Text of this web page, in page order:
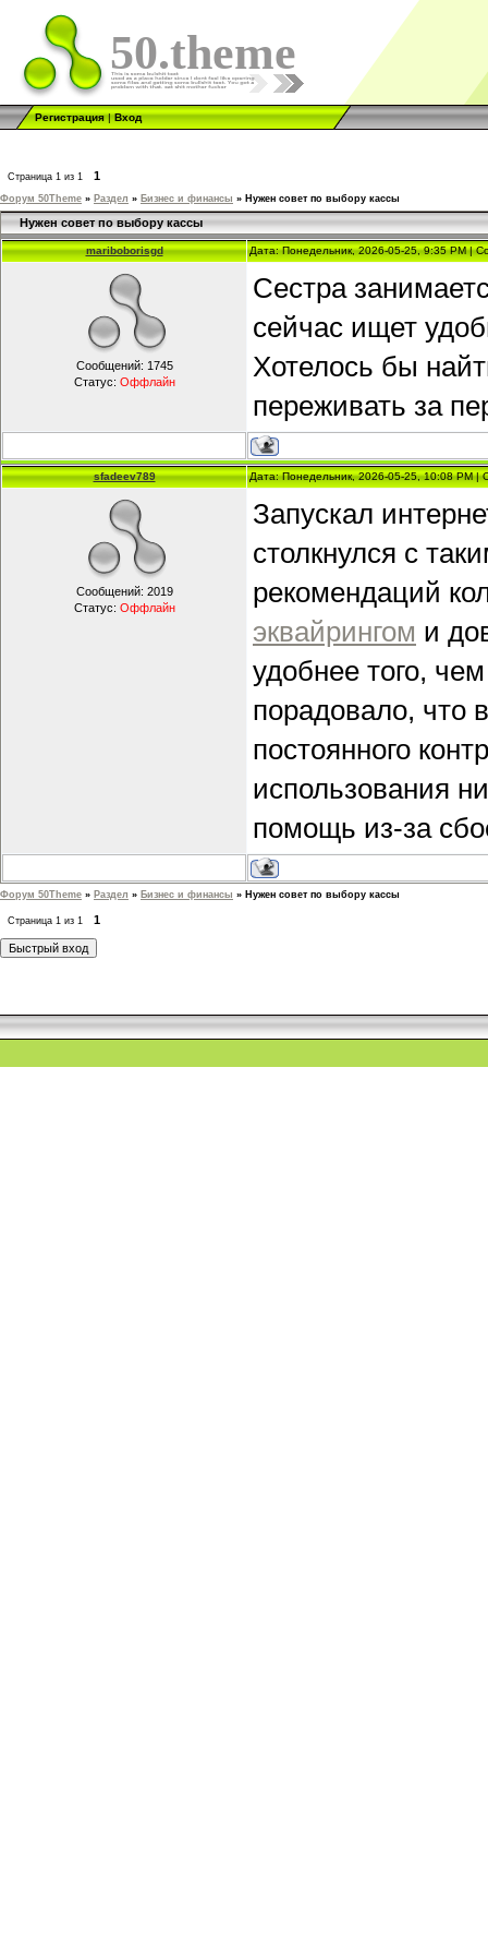
50.theme
Регистрация|Вход
Страница 1 из 1 1
Форум 50Theme » Раздел » Бизнес и финансы » Нужен совет по выбору кассы
Нужен совет по выбору кассы
mariboborisgd Дата: Понедельник, 2026-05-25, 9:35 PM |
Сообщений: 1745
Статус: Оффлайн
Сестра
сейчас ищет
Хотелось бы
переживать за
sfadeev789 Дата: Понедельник, 2026-05-25, 10:08 PM
Сообщений: 2019
Статус: Оффлайн
Запускал
столкнулся с
рекомендаций
эквайрингом и
удобнее того,
порадовало, что
постоянного
использования
помощь из-за
Форум 50Theme » Раздел » Бизнес и финансы » Нужен совет по выбору кассы
Страница 1 из 1 1